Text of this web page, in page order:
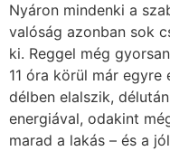
Nyáron mindenki a
valóság azonban sok
ki. Reggel még
11 óra körül már
délben elalszik,
energiával, odakint
marad a lakás – és a